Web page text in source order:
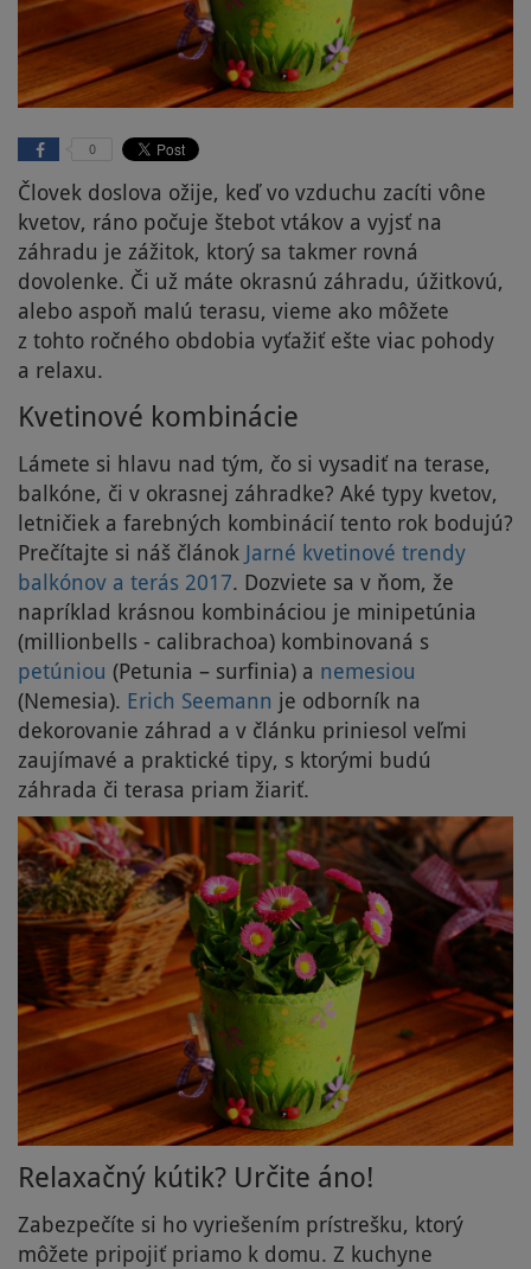
0
Človek doslova ožije, keď vo vzduchu zacíti vône
kvetov, ráno počuje štebot vtákov a vyjsť na
záhradu je zážitok, ktorý sa takmer rovná
dovolenke. Či už máte okrasnú záhradu, úžitkovú,
alebo aspoň malú terasu, vieme ako môžete
z tohto ročného obdobia vyťažiť ešte viac pohody
a relaxu.
Kvetinové kombinácie
Lámete si hlavu nad tým, čo si vysadiť na terase,
balkóne, či v okrasnej záhradke? Aké typy kvetov,
letničiek a farebných kombinácií tento rok bodujú?
Prečítajte si náš článok Jarné kvetinové trendy
balkónov a terás 2017. Dozviete sa v ňom, že
napríklad krásnou kombináciou je minipetúnia
(millionbells - calibrachoa) kombinovaná s
petúniou (Petunia – surfinia) a nemesiou
(Nemesia). Erich Seemann je odborník na
dekorovanie záhrad a v článku priniesol veľmi
zaujímavé a praktické tipy, s ktorými budú
záhrada či terasa priam žiariť.
Relaxačný kútik? Určite áno!
Zabezpečíte si ho vyriešením prístrešku, ktorý
môžete pripojiť priamo k domu. Z kuchyne